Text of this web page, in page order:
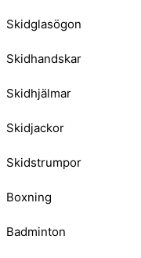
Skidglasögon
Skidhandskar
Skidhjälmar
Skidjackor
Skidstrumpor
Boxning
Badminton